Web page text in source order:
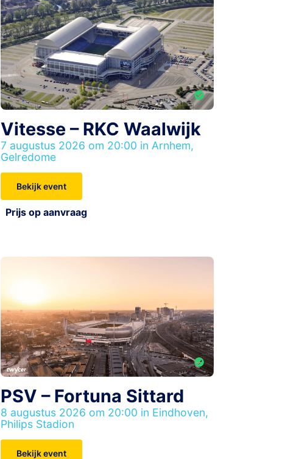
Vitesse – RKC Waalwijk
7 augustus 2026 om 20:00 in Arnhem,
Gelredome
Bekijk event
Prijs op aanvraag
PSV – Fortuna Sittard
8 augustus 2026 om 20:00 in Eindhoven,
Philips Stadion
Bekijk event